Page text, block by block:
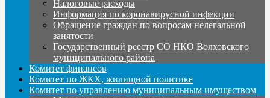
Налоговые расходы
Информация по коронавирусной инфекции
Обращение граждан по вопросам нелегальной
занятости
Государственный реестр СО НКО Волховского
муниципального района
Комитет финансов
Комитет по ЖКХ, жилищной политике
Комитет по управлению муниципальным имуществом